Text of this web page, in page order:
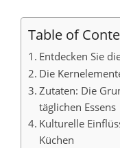
Table of
Entdecken Sie
Die
Zutaten: Die
täglichen Essens
Kulturelle
Küchen